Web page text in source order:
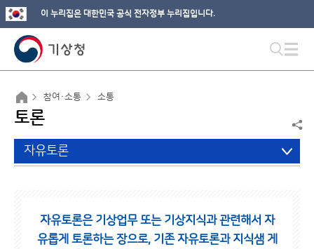
이 누리집은 대한민국 공식 전자정부 누리집입니다.
참여·소통 소통
토론
자유토론
자유토론은 기상업무 또는 기상지식과 관련해서 자
유롭게 토론하는 장으로, 기존 자유토론과 지식샘 게